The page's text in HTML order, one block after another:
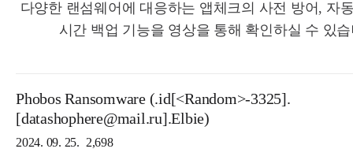
다양한 랜섬웨어에 대응하는 앱체크의 사전 방어, 자
시간 백업 기능을 영상을 통해 확인하실 수 있
Phobos Ransomware (.id[<Random>-3325].
[datashophere@mail.ru].Elbie)
2024. 09. 25. 2,698